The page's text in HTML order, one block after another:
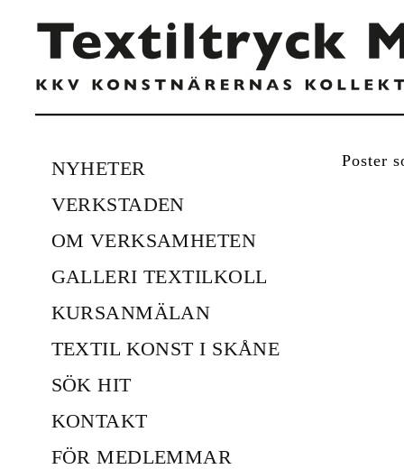
Poster
NYHETER
VERKSTADEN
OM VERKSAMHETEN
GALLERI TEXTILKOLL
KURSANMÄLAN
TEXTIL KONST I SKÅNE
SÖK HIT
KONTAKT
FÖR MEDLEMMAR